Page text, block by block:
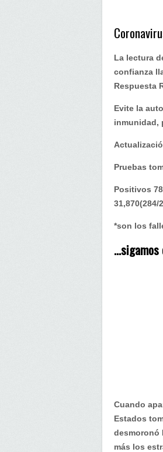
La lectura
confianza
Respuesta
Evite la
inmunidad,
Pruebas
Positivos
31,870(284/
*son los
…sigamos
Cuando
Estados
desmoronó
más los